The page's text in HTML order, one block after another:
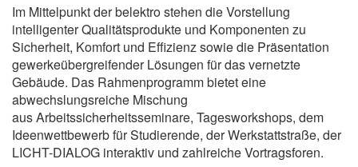
Im Mittelpunkt der belektro stehen die Vorstellung
intelligenter Qualitätsprodukte und Komponenten zu
Sicherheit, Komfort und Effizienz sowie die Präsentation
gewerkeübergreifender Lösungen für das vernetzte
Gebäude. Das Rahmenprogramm bietet eine
abwechslungsreiche Mischung
aus Arbeitssicherheitsseminare, Tagesworkshops, dem
Ideenwettbewerb für Studierende, der Werkstattstraße, der
LICHT-DIALOG interaktiv und zahlreiche Vortragsforen.